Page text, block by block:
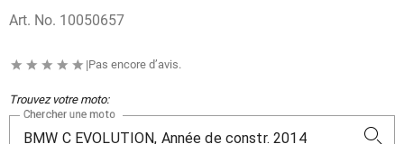
Art. No. 10050657
|Pas encore d’avis.
Trouvez votre moto:
Chercher une moto